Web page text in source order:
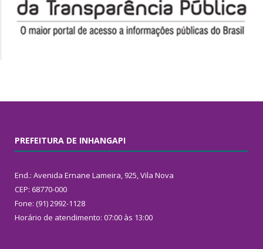
PREFEITURA DE INHANGAPI
End.: Avenida Ernane Lameira, 925, Vila Nova
CEP: 68770-000
Fone: (91) 2992-1128
Horário de atendimento: 07:00 às 13:00